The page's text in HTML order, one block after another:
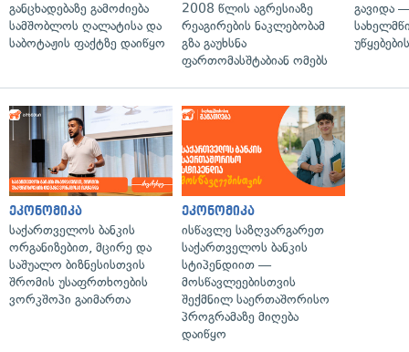
განცხადებაზე გამოძიება
სამშობლოს ღალატისა და
საბოტაჟის ფაქტზე დაიწყო
2008 წლის აგრესიაზე
რეაგირების ნაკლებობამ
გზა გაუხსნა
ფართომასშტაბიან ომებს
გავიდა
ეკონომიკა
საქართველოს ბანკის
ორგანიზებით, მცირე და
საშუალო ბიზნესისთვის
შრომის უსაფრთხოების
ვორკშოპი გაიმართა
ეკონომიკა
ისწავლე საზღვარგარეთ
საქართველოს ბანკის
სტიპენდიით —
მოსწავლეებისთვის
შექმნილ საერთაშორისო
პროგრამაზე მიღება
დაიწყო